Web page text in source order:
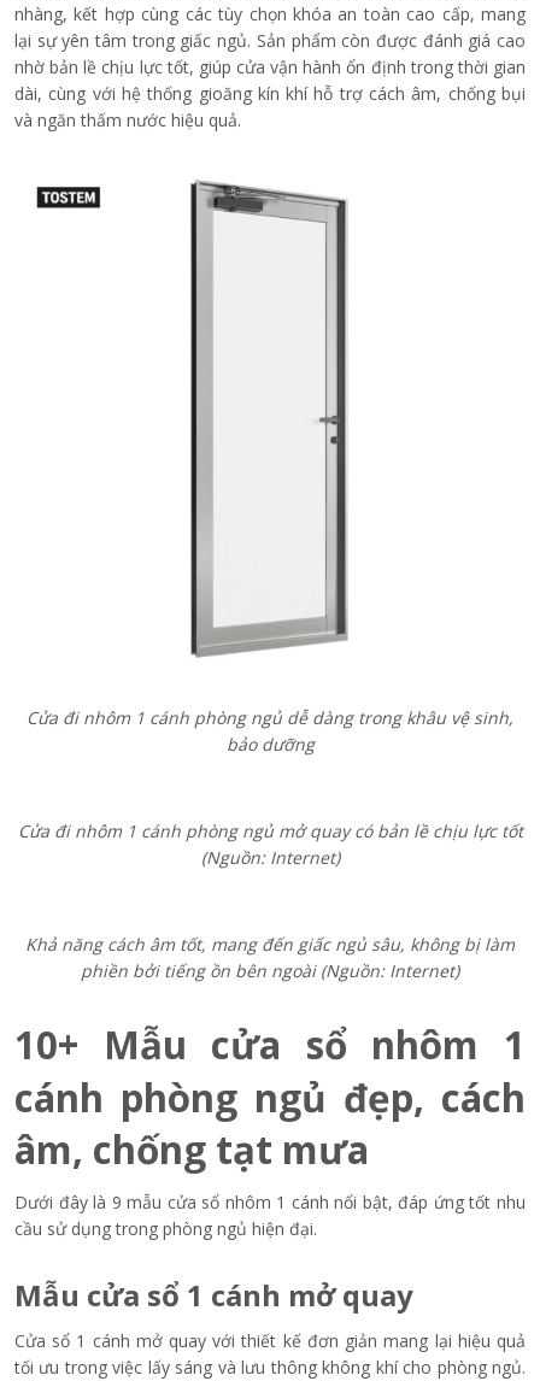
nhàng, kết hợp cùng các tùy chọn khóa an toàn cao cấp, mang
lại sự yên tâm trong giấc ngủ. Sản phẩm còn được đánh giá cao
nhờ bản lề chịu lực tốt, giúp cửa vận hành ổn định trong thời gian
dài, cùng với hệ thống gioăng kín khí hỗ trợ cách âm, chống bụi
và ngăn thấm nước hiệu quả.
Cửa đi nhôm 1 cánh phòng ngủ dễ dàng trong khâu vệ sinh,
bảo dưỡng
Cửa đi nhôm 1 cánh phòng ngủ mở quay có bản lề chịu lực tốt
(Nguồn: Internet)